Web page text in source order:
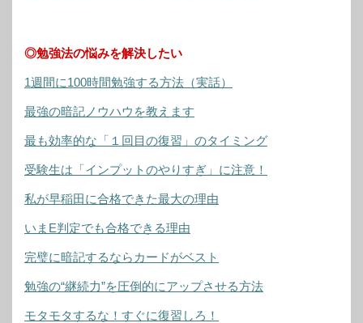
◎勉強法の悩みを解決したい
1週間に100時間勉強する方法（実話）
最強の暗記ノウハウを教えます
最も効率的な「１回目の復習」のタイミング
受験生は「インプットのやりすぎ」に注意！
私が早稲田に合格できた最大の理由
いまE判定でも合格できる理由
完璧に暗記するならカードがベスト
勉強の“継続力”を圧倒的にアップさせる方法
モタモタするな！すぐに復習しろ！